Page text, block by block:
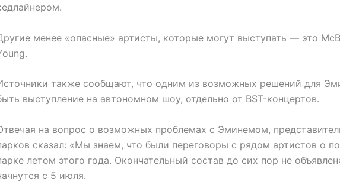
менее «опасные» артисты, которые могут выступать — это
также сообщают, что одним из возможных решений для
выступление на автономном шоу, отдельно от BST-концертов.
на вопрос о возможных проблемах с Эминемом,
сказал: «Мы знаем, что были переговоры с рядом артистов о
летом этого года. Окончательный состав до сих пор не
с 5 июля.